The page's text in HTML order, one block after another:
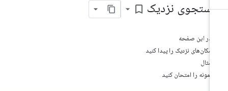
نزدیکbookmark_border
در این صفحه
مکان‌های نزدیک را پیدا کنید
نمونه را امتحان کنید